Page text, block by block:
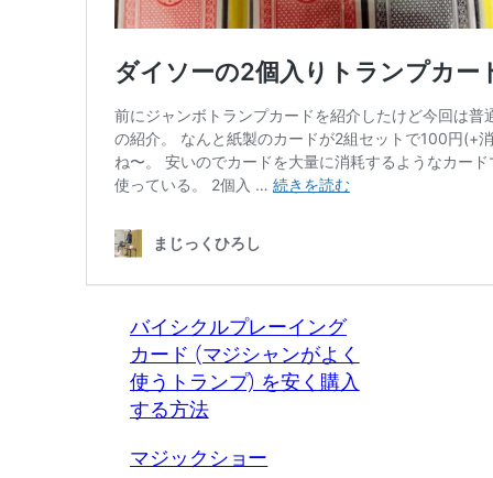
バイシクルプレーイング
カード (マジシャンがよく
使うトランプ) を安く購入
する方法
マジックショー